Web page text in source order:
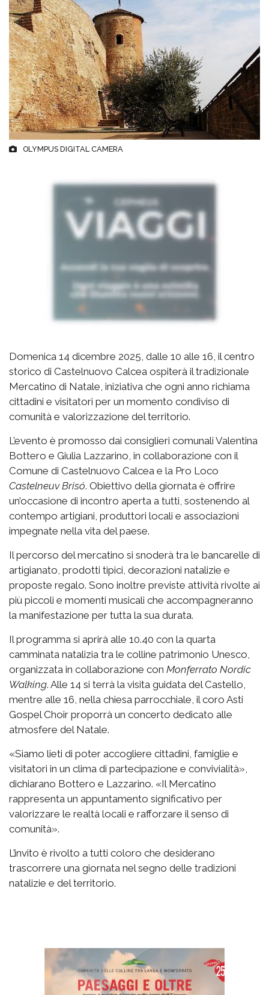
OLYMPUS DIGITAL CAMERA
Domenica 14 dicembre 2025, dalle 10 alle 16, il centro
storico di Castelnuovo Calcea ospiterà il tradizionale
Mercatino di Natale, iniziativa che ogni anno richiama
cittadini e visitatori per un momento condiviso di
comunità e valorizzazione del territorio.
L’evento è promosso dai consiglieri comunali Valentina
Bottero e Giulia Lazzarino, in collaborazione con il
Comune di Castelnuovo Calcea e la Pro Loco
Castelneuv Brisó. Obiettivo della giornata è offrire
un’occasione di incontro aperta a tutti, sostenendo al
contempo artigiani, produttori locali e associazioni
impegnate nella vita del paese.
Il percorso del mercatino si snoderà tra le bancarelle di
artigianato, prodotti tipici, decorazioni natalizie e
proposte regalo. Sono inoltre previste attività rivolte ai
più piccoli e momenti musicali che accompagneranno
la manifestazione per tutta la sua durata.
Il programma si aprirà alle 10.40 con la quarta
camminata natalizia tra le colline patrimonio Unesco,
organizzata in collaborazione con Monferrato Nordic
Walking. Alle 14 si terrà la visita guidata del Castello,
mentre alle 16, nella chiesa parrocchiale, il coro Asti
Gospel Choir proporrà un concerto dedicato alle
atmosfere del Natale.
«Siamo lieti di poter accogliere cittadini, famiglie e
visitatori in un clima di partecipazione e convivialità»,
dichiarano Bottero e Lazzarino. «Il Mercatino
rappresenta un appuntamento significativo per
valorizzare le realtà locali e rafforzare il senso di
comunità».
L’invito è rivolto a tutti coloro che desiderano
trascorrere una giornata nel segno delle tradizioni
natalizie e del territorio.